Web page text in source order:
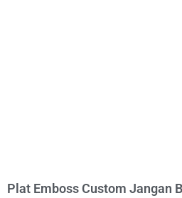
Plat Emboss Custom Jangan